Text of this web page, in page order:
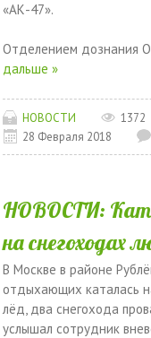
«АК-47».
Отделением дознания
дальше »
НОВОСТИ 1372
28 Февраля 2018
НОВОСТИ:
на снегоходах
В Москве в районе
отдыхающих каталась
лёд, два снегохода
услышал сотрудник